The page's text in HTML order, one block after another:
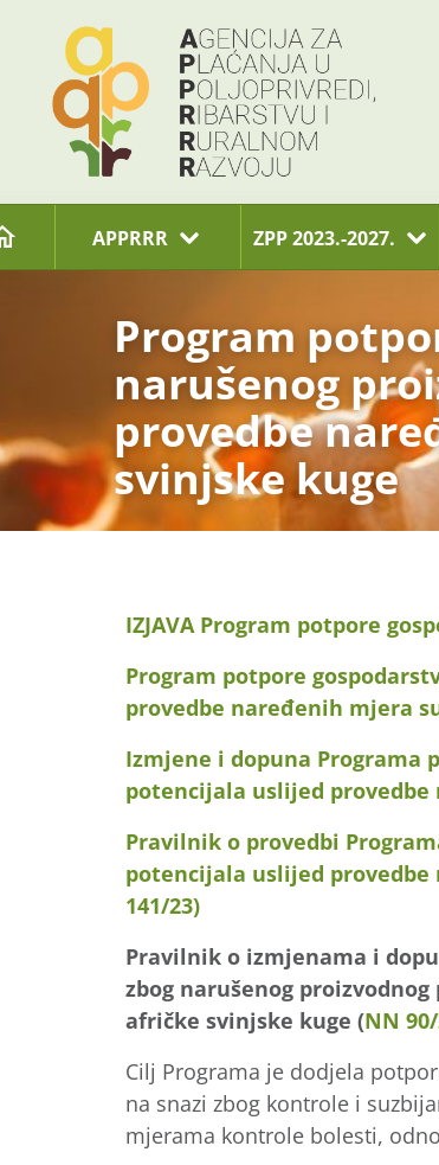
APPRRR ZPP 2023.-2027.
Program
narušenog
provedbe
svinjske kuge
IZJAVA Program potpore
Program potpore
provedbe naređenih mjera
Izmjene i dopuna Programa
potencijala uslijed
Pravilnik o provedbi
potencijala uslijed
141/23)
Pravilnik o izmjenama i
zbog narušenog
afričke svinjske kuge (NN
Cilj Programa je dodjela
na snazi zbog kontrole i
mjerama kontrole bolesti,